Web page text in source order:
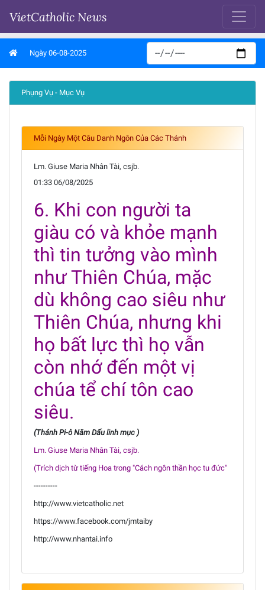
VietCatholic News
Ngày 06-08-2025
Phụng Vụ - Mục Vụ
Mỗi Ngày Một Câu Danh Ngôn Của Các Thánh
Lm. Giuse Maria Nhân Tài, csjb.
01:33 06/08/2025
6. Khi con người ta
giàu có và khỏe mạnh
thì tin tưởng vào mình
như Thiên Chúa, mặc
dù không cao siêu như
Thiên Chúa, nhưng khi
họ bất lực thì họ vẫn
còn nhớ đến một vị
chúa tể chí tôn cao
siêu.
(Thánh Pi-ô Năm Dấu linh mục )
Lm. Giuse Maria Nhân Tài, csjb.
(Trích dịch từ tiếng Hoa trong "Cách ngôn thần học tu đức"
----------
http://www.vietcatholic.net
https://www.facebook.com/jmtaiby
http://www.nhantai.info